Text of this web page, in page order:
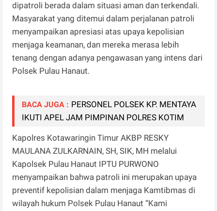
dipatroli berada dalam situasi aman dan terkendali.
Masyarakat yang ditemui dalam perjalanan patroli
menyampaikan apresiasi atas upaya kepolisian
menjaga keamanan, dan mereka merasa lebih
tenang dengan adanya pengawasan yang intens dari
Polsek Pulau Hanaut.
BACA JUGA : PERSONEL POLSEK KP. MENTAYA
IKUTI APEL JAM PIMPINAN POLRES KOTIM
Kapolres Kotawaringin Timur AKBP RESKY
MAULANA ZULKARNAIN, SH, SIK, MH melalui
Kapolsek Pulau Hanaut IPTU PURWONO
menyampaikan bahwa patroli ini merupakan upaya
preventif kepolisian dalam menjaga Kamtibmas di
wilayah hukum Polsek Pulau Hanaut “Kami